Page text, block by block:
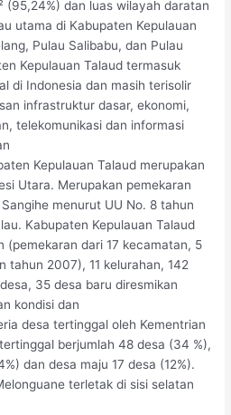
(95,24%) dan luas wilayah daratan
utama di Kabupaten Kepulauan
Pulau Salibabu, dan Pulau
Kepulauan Talaud termasuk
di Indonesia dan masih terisolir
infrastruktur dasar, ekonomi,
telekomunikasi dan informasi
Kepulauan Talaud merupakan
Utara. Merupakan pemekaran
menurut UU No. 8 tahun
Kabupaten Kepulauan Talaud
(pemekaran dari 17 kecamatan, 5
tahun 2007), 11 kelurahan, 142
35 desa baru diresmikan
kondisi dan
desa tertinggal oleh Kementrian
berjumlah 48 desa (34 %),
dan desa maju 17 desa (12%).
terletak di sisi selatan